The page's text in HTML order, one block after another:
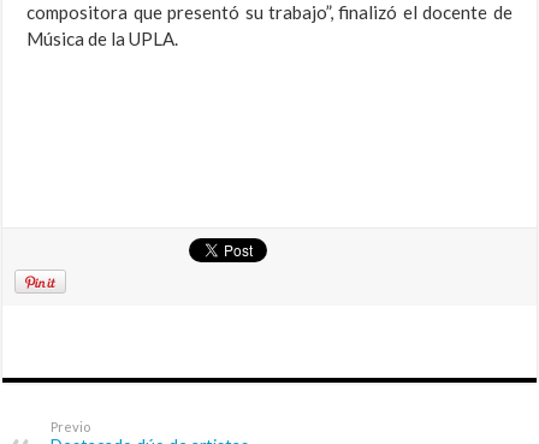
compositora que presentó su trabajo”, finalizó el docente de
Música de la UPLA.
Previo